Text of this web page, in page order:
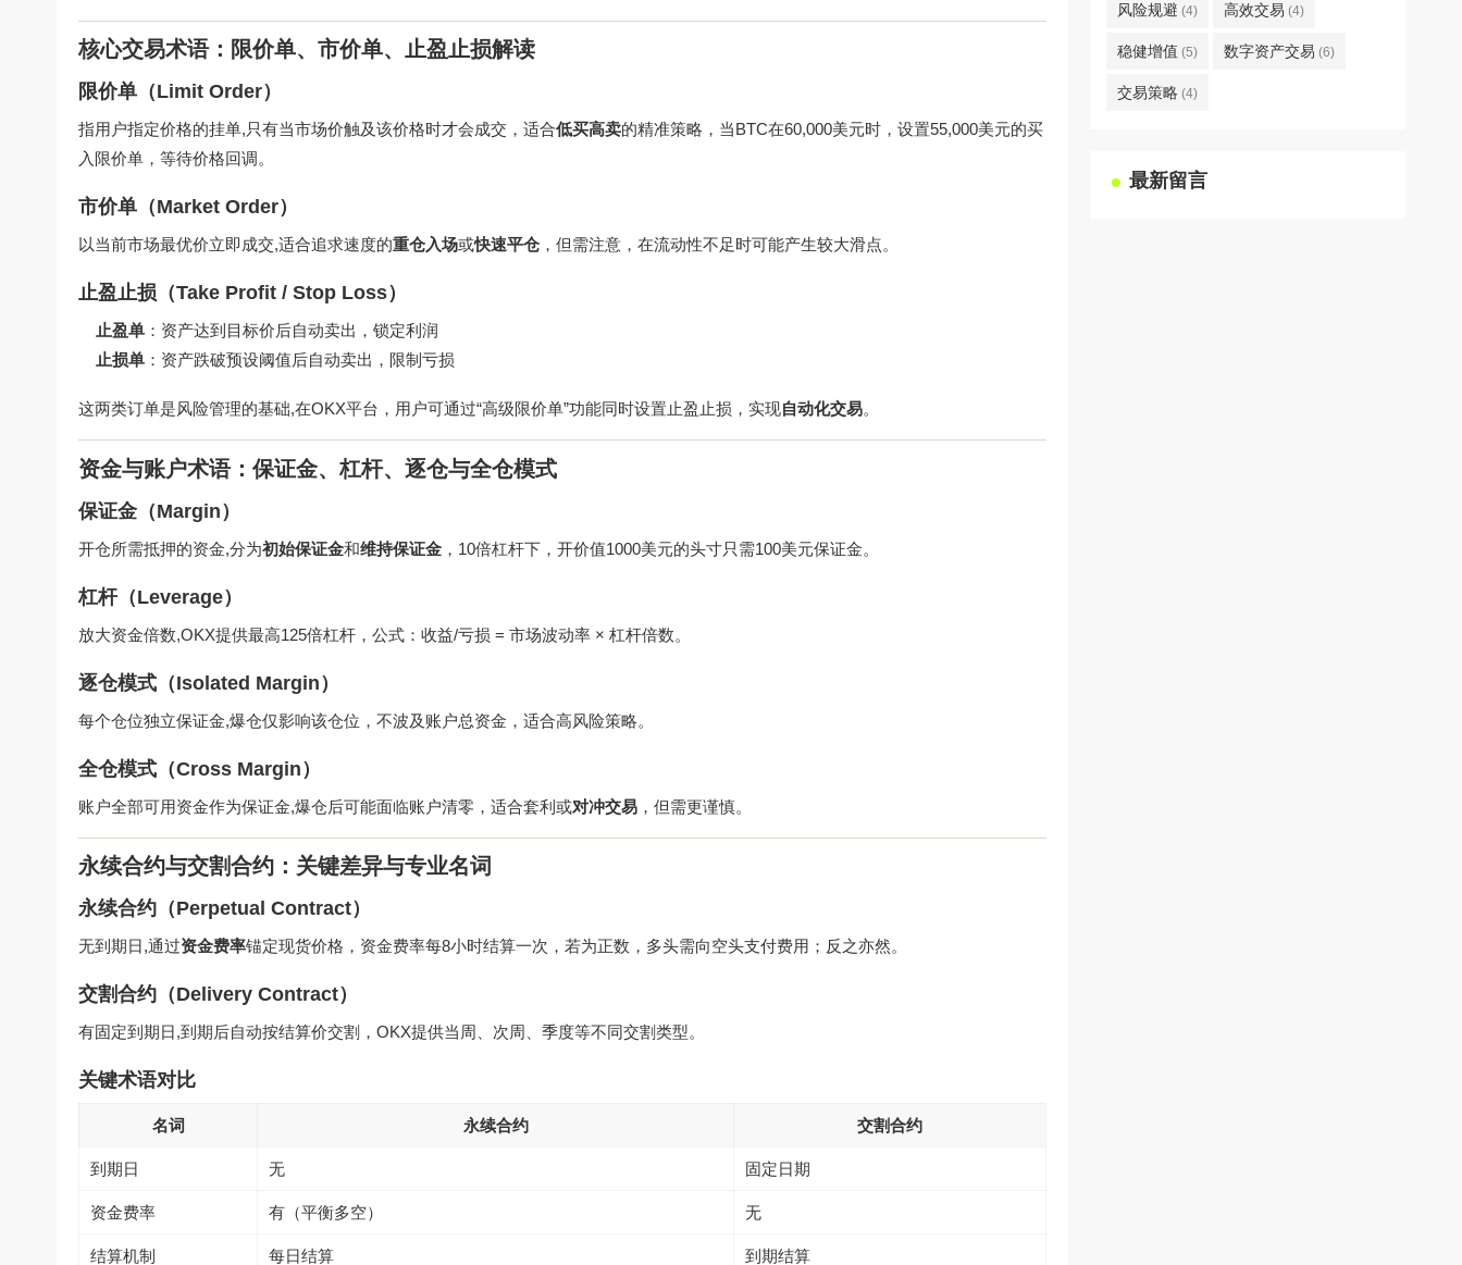
核心交易术语：限价单、市价单、止盈止损解读
限价单（Limit Order）
指用户指定价格的挂单,只有当市场价触及该价格时才会成交，适合低买高卖的精准策略，当BTC在60,000美元时，设置55,000美元的买
入限价单，等待价格回调。
市价单（Market Order）
以当前市场最优价立即成交,适合追求速度的重仓入场或快速平仓 ，但需注意，在流动性不足时可能产生较大滑点。
止盈止损（Take Profit / Stop Loss）
止盈单 ：资产达到目标价后自动卖出，锁定利润
止损单 ：资产跌破预设阈值后自动卖出，限制亏损
这两类订单是风险管理的基础,在OKX平台，用户可通过“高级限价单”功能同时设置止盈止损，实现自动化交易。
资金与账户术语：保证金、杠杆、逐仓与全仓模式
保证金（Margin）
开仓所需抵押的资金,分为初始保证金和维持保证金 ，10倍杠杆下，开价值1000美元的头寸只需100美元保证金。
杠杆（Leverage）
放大资金倍数,OKX提供最高125倍杠杆，公式：收益/亏损 = 市场波动率 × 杠杆倍数。
逐仓模式（Isolated Margin）
每个仓位独立保证金,爆仓仅影响该仓位，不波及账户总资金，适合高风险策略。
全仓模式（Cross Margin）
账户全部可用资金作为保证金,爆仓后可能面临账户清零，适合套利或对冲交易 ，但需更谨慎。
永续合约与交割合约：关键差异与专业名词
永续合约（Perpetual Contract）
无到期日,通过资金费率锚定现货价格，资金费率每8小时结算一次，若为正数，多头需向空头支付费用；反之亦然。
交割合约（Delivery Contract）
有固定到期日,到期后自动按结算价交割，OKX提供当周、次周、季度等不同交割类型。
关键术语对比
名词 永续合约 交割合约
到期日 无 固定日期
资金费率 有（平衡多空） 无
结算机制 每日结算 到期结算
风险规避 (4) 高效交易 (4)
稳健增值 (5) 数字资产交易 (6)
交易策略 (4)
最新留言